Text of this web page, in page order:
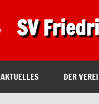
SV
AKTUELLES DER